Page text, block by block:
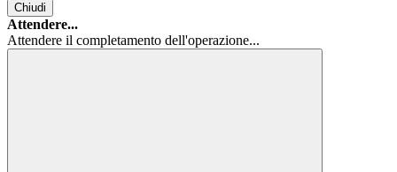
Chiudi
Attendere...
Attendere il completamento dell'operazione...